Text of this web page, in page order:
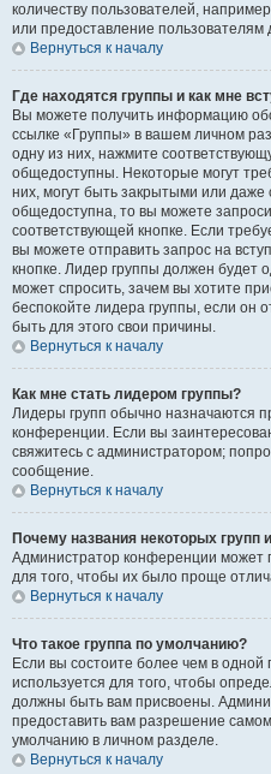
количеству пользователей,
или предоставление
Вернуться к началу
Где находятся группы и как мне
Вы можете получить информацию
ссылке «Группы» в вашем личном
одну из них, нажмите
общедоступны. Некоторые могут
них, могут быть закрытыми или даже
общедоступна, то вы можете
соответствующей кнопке. Если
вы можете отправить запрос на
кнопке. Лидер группы должен будет
может спросить, зачем вы хотите
беспокойте лидера группы, если он
быть для этого свои причины.
Вернуться к началу
Как мне стать лидером группы?
Лидеры групп обычно назначаются
конференции. Если вы
свяжитесь с администратором;
сообщение.
Вернуться к началу
Почему названия некоторых групп
Администратор конференции может
для того, чтобы их было проще
Вернуться к началу
Что такое группа по умолчанию?
Если вы состоите более чем в
используется для того, чтобы
должны быть вам присвоены.
предоставить вам разрешение
умолчанию в личном разделе.
Вернуться к началу